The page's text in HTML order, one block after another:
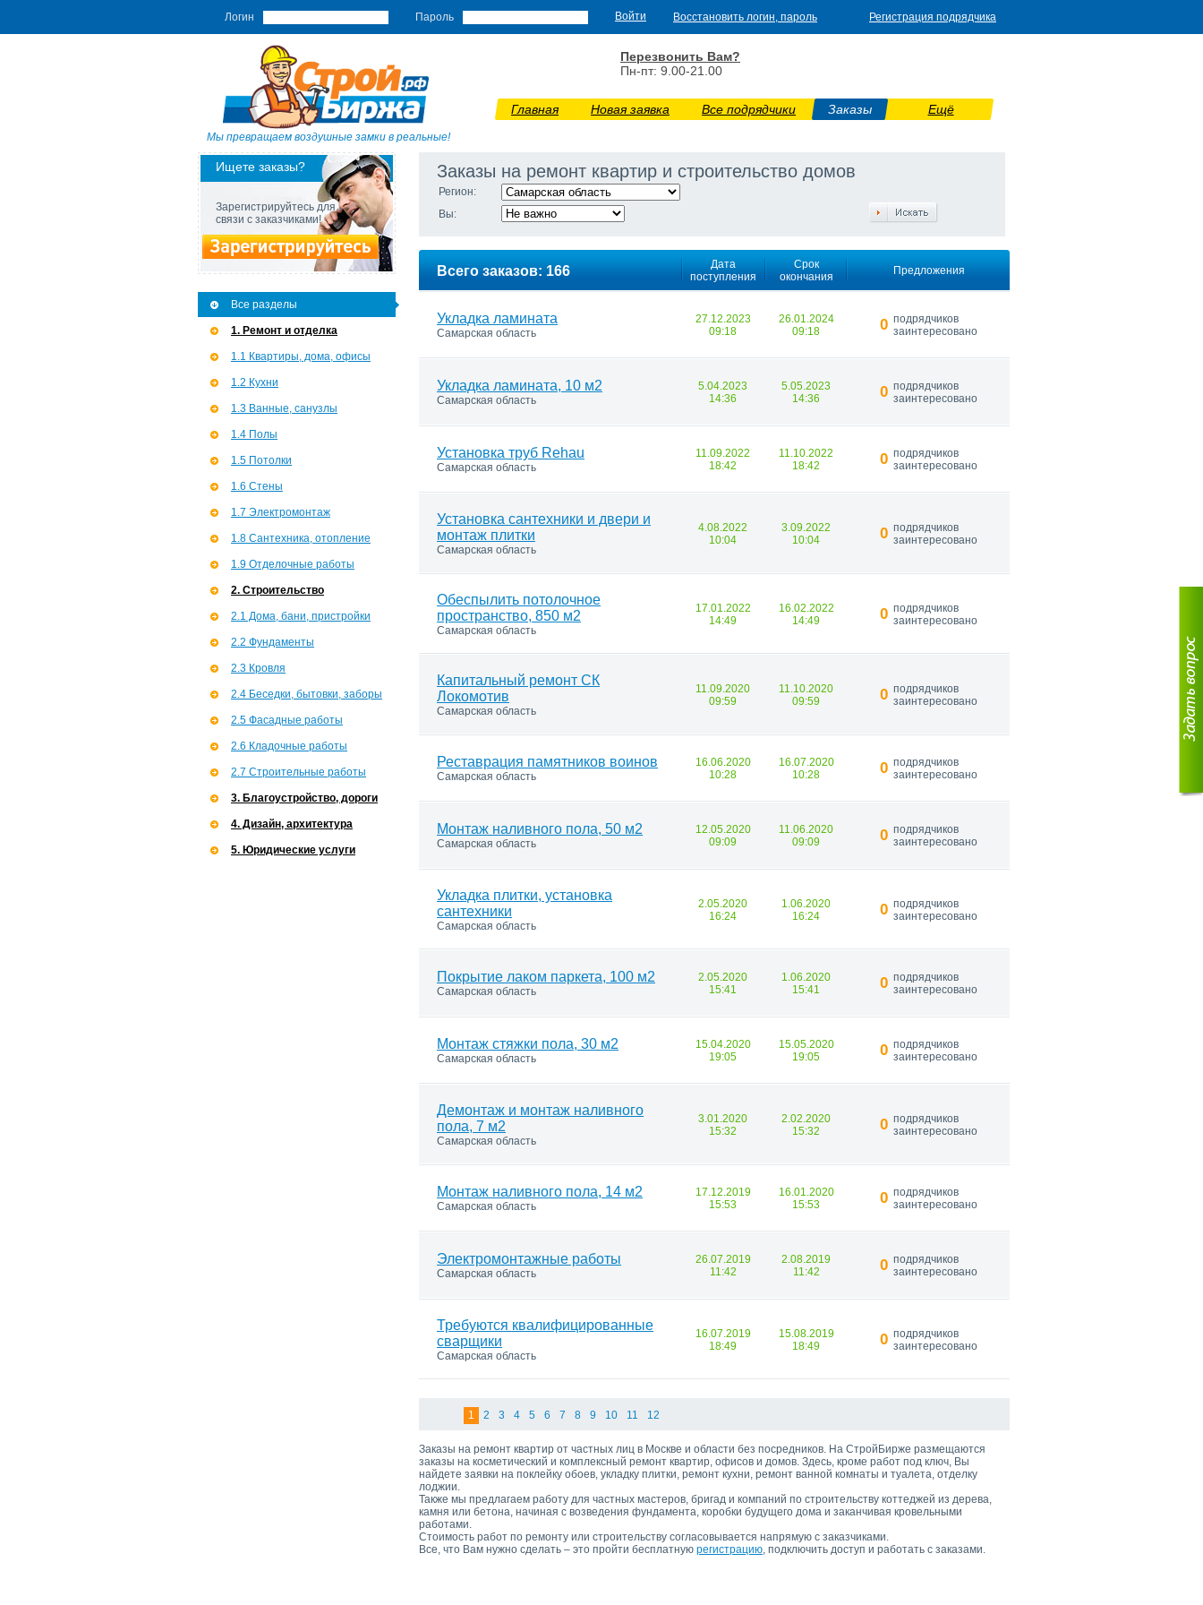
Логин Пароль Восстановить логин, пароль Регистрация подрядчика
Мы превращаем воздушные замки в реальные!
Перезвонить Вам?
Пн-пт: 9.00-21.00
Главная Новая заявка Все подрядчики Заказы Ещё
Ищете заказы?
Зарегистрируйтесь для
связи с заказчиками!
Все разделы
1. Ремонт и отделка
1.1 Квартиры, дома, офисы
1.2 Кухни
1.3 Ванные, санузлы
1.4 Полы
1.5 Потолки
1.6 Стены
1.7 Э­лектромонтаж
1.8 Сантехника, отопление
1.9 Отделочные работы
2. Строительство
2.1 Дома, бани, пристройки
2.2 Фундаменты
2.3 Кровля
2.4 Беседки, бытовки, заборы
2.5 Фасадные работы
2.6 Кладочные работы
2.7 Строительные работы
3. Благоустройство, дороги
4. Дизайн, архитектура
5. Юридические услуги
Заказы на ремонт квартир и строительство домов
Регион:
Вы:
Всего заказов: 166
Дата
поступления
Срок
окончания
Предложения
Укладка ламината
Самарская область
27.12.2023
09:18
26.01.2024
09:18
0 подрядчиков
заинтересовано
Укладка ламината, 10 м2
Самарская область
5.04.2023
14:36
5.05.2023
14:36
0 подрядчиков
заинтересовано
Установка труб Rehau
Самарская область
11.09.2022
18:42
11.10.2022
18:42
0 подрядчиков
заинтересовано
Установка сантехники и двери и
монтаж плитки
Самарская область
4.08.2022
10:04
3.09.2022
10:04
0 подрядчиков
заинтересовано
Обеспылить потолочное
пространство, 850 м2
Самарская область
17.01.2022
14:49
16.02.2022
14:49
0 подрядчиков
заинтересовано
Капитальный ремонт СК
Локомотив
Самарская область
11.09.2020
09:59
11.10.2020
09:59
0 подрядчиков
заинтересовано
Реставрация памятников воинов
Самарская область
16.06.2020
10:28
16.07.2020
10:28
0 подрядчиков
заинтересовано
Монтаж наливного пола, 50 м2
Самарская область
12.05.2020
09:09
11.06.2020
09:09
0 подрядчиков
заинтересовано
Укладка плитки, установка
сантехники
Самарская область
2.05.2020
16:24
1.06.2020
16:24
0 подрядчиков
заинтересовано
Покрытие лаком паркета, 100 м2
Самарская область
2.05.2020
15:41
1.06.2020
15:41
0 подрядчиков
заинтересовано
Монтаж стяжки пола, 30 м2
Самарская область
15.04.2020
19:05
15.05.2020
19:05
0 подрядчиков
заинтересовано
Демонтаж и монтаж наливного
пола, 7 м2
Самарская область
3.01.2020
15:32
2.02.2020
15:32
0 подрядчиков
заинтересовано
Монтаж наливного пола, 14 м2
Самарская область
17.12.2019
15:53
16.01.2020
15:53
0 подрядчиков
заинтересовано
Электромонтажные работы
Самарская область
26.07.2019
11:42
2.08.2019
11:42
0 подрядчиков
заинтересовано
Требуются квалифицированные
сварщики
Самарская область
16.07.2019
18:49
15.08.2019
18:49
0 подрядчиков
заинтересовано
1 2 3 4 5 6 7 8 9 10 11 12
Заказы на ремонт квартир от частных лиц в Москве и области без посредников. На СтройБирже размещаются
заказы на косметический и комплексный ремонт квартир, офисов и домов. Здесь, кроме работ под ключ, Вы
найдете заявки на поклейку обоев, укладку плитки, ремонт кухни, ремонт ванной комнаты и туалета, отделку
лоджии.
Также мы предлагаем работу для частных мастеров, бригад и компаний по строительству коттеджей из дерева,
камня или бетона, начиная с возведения фундамента, коробки будущего дома и заканчивая кровельными
работами.
Стоимость работ по ремонту или строительству согласовывается напрямую с заказчиками.
Все, что Вам нужно сделать – это пройти бесплатную регистрацию, подключить доступ и работать с заказами.